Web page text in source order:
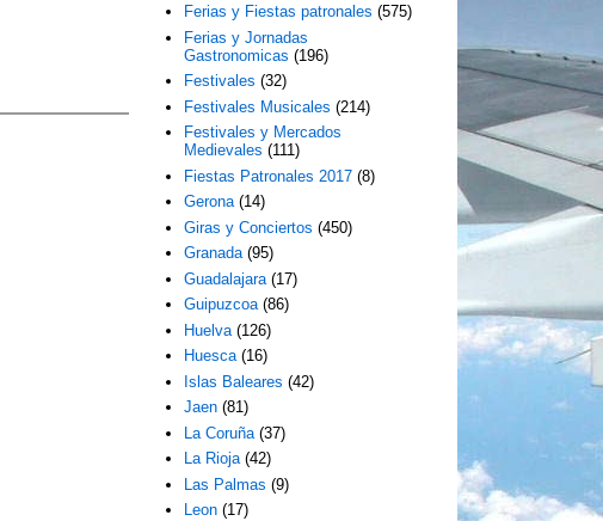
Ferias y Fiestas patronales (575)
Ferias y Jornadas
Gastronomicas (196)
Festivales (32)
Festivales Musicales (214)
Festivales y Mercados
Medievales (111)
Fiestas Patronales 2017 (8)
Gerona (14)
Giras y Conciertos (450)
Granada (95)
Guadalajara (17)
Guipuzcoa (86)
Huelva (126)
Huesca (16)
Islas Baleares (42)
Jaen (81)
La Coruña (37)
La Rioja (42)
Las Palmas (9)
Leon (17)